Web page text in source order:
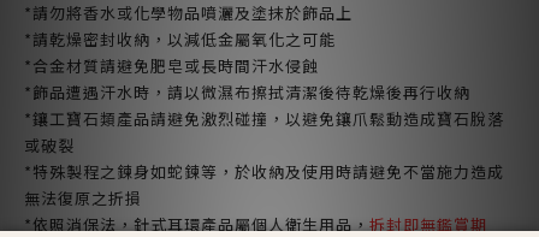
*請勿將香水或化學物品噴灑及塗抹於飾品上
*請乾燥密封收納，以減低金屬氧化之可能
*合金材質請避免肥皂或長時間汗水侵蝕
*飾品遭遇汗水時，請以微濕布擦拭清潔後待乾燥後再行收納
*鑲工寶石類產品請避免激烈碰撞，以避免鑲爪鬆動造成寶石脫落
或破裂
*特殊製程之鍊身如蛇鍊等，於收納及使用時請避免不當施力造成
無法復原之折損
*依照消保法，針式耳環產品屬個人衛生用品， 拆封即無鑑賞期